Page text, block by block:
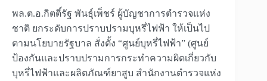
พล.ต.อ.กิตติ์รัฐ พันธุ์เพ็ชร์ ผู้บัญชาการตำรวจแห่ง
ชาติ ยกระดับการปราบปรามบุหรี่ไฟฟ้า ให้เป็นไป
ตามนโยบายรัฐบาล สั่งตั้ง “ศูนย์บุหรี่ไฟฟ้า” (ศูนย์
ป้องกันและปราบปรามการกระทำความผิดเกี่ยวกับ
บุหรี่ไฟฟ้าและผลิตภัณฑ์ยาสูบ สำนักงานตำรวจแห่ง